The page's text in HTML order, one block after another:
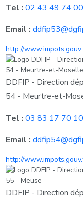
Tel : 02 43 49 74 00
Email :
http://
DDFIP - Direction
54 - Meurtre-et-
Tel : 03 83 17 70 10
Email :
http://
DDFIP - Direction